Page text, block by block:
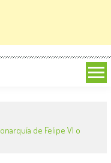
de Felipe VI o